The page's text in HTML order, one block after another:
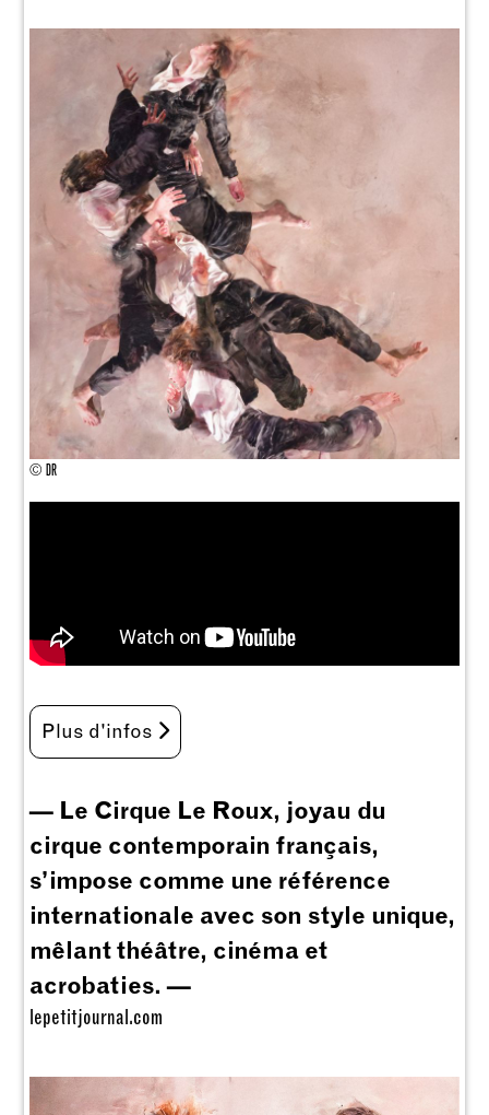
© DR
Plus d'infos
— Le Cirque Le Roux, joyau du
cirque contemporain français,
s’impose comme une référence
internationale avec son style unique,
mêlant théâtre, cinéma et
acrobaties. —
lepetitjournal.com